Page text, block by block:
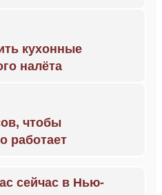
кухонные
налёта
чтобы
работает
сейчас в Нью-